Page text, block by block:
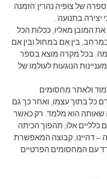
של צופיה נהרין 'הזמנה
יצירה בתנועה'.
את המובן מאליו, ככלות הכל
בין אם במחול ובין אם
בכל מקרה מוצא בספר
הנוגעות לעולמו של
ולאתר מחסומים
כל בתוך עצמו, ואחר כך גם
שאותה הוא מלמד. רק כאשר
כלליים אלו, תהפוך הכיתה
– דהיינו, קבוצה המאפשרת
עם המחסומים הפרטיים